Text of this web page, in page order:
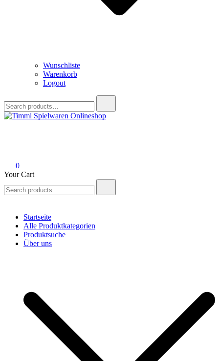
Wunschliste
Warenkorb
Logout
for:
0
Your Cart
for:
Startseite
Alle Produktkategorien
Produktsuche
Über uns